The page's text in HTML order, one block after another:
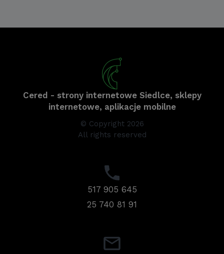
Cered - strony internetowe Siedlce, sklepy
internetowe, aplikacje mobilne
© Copyright 2026
All rights reserved
517 905 645
25 740 81 91